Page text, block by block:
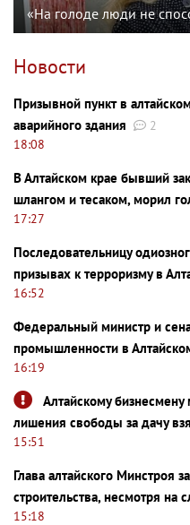
«На голоде люди не
Новости
Призывной пункт в
аварийного здания
2
18:08
В Алтайском крае бывший
шлангом и тесаком, морил
17:27
Последовательницу
призывах к терроризму в
16:52
Федеральный министр и
промышленности в
16:19
Алтайскому
лишения свободы за дачу
15:51
Глава алтайского Минстроя
строительства, несмотря на
15:18